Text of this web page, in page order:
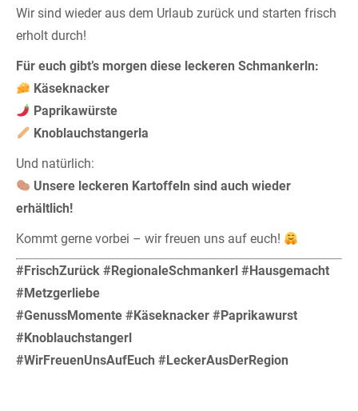
Wir sind wieder aus dem Urlaub zurück und starten frisch
erholt durch!
Für euch gibt’s morgen diese leckeren Schmankerln:
Käseknacker
Paprikawürste
Knoblauchstangerla
Und natürlich:
Unsere leckeren Kartoffeln sind auch wieder
erhältlich!
Kommt gerne vorbei – wir freuen uns auf euch!
#FrischZurück #RegionaleSchmankerl #Hausgemacht
#Metzgerliebe
#GenussMomente #Käseknacker #Paprikawurst
#Knoblauchstangerl
#WirFreuenUnsAufEuch #LeckerAusDerRegion